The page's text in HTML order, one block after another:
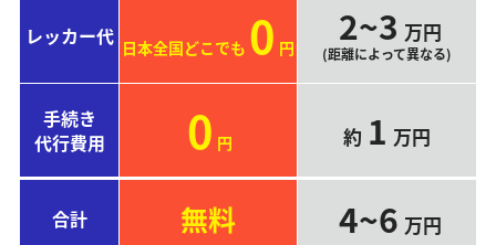
レッカー代 日本全国どこでも 0 円 2~3 万円
(距離によって異なる)
手続き
代行費用
0 円 約 1 万円
合計 無料 4~6 万円